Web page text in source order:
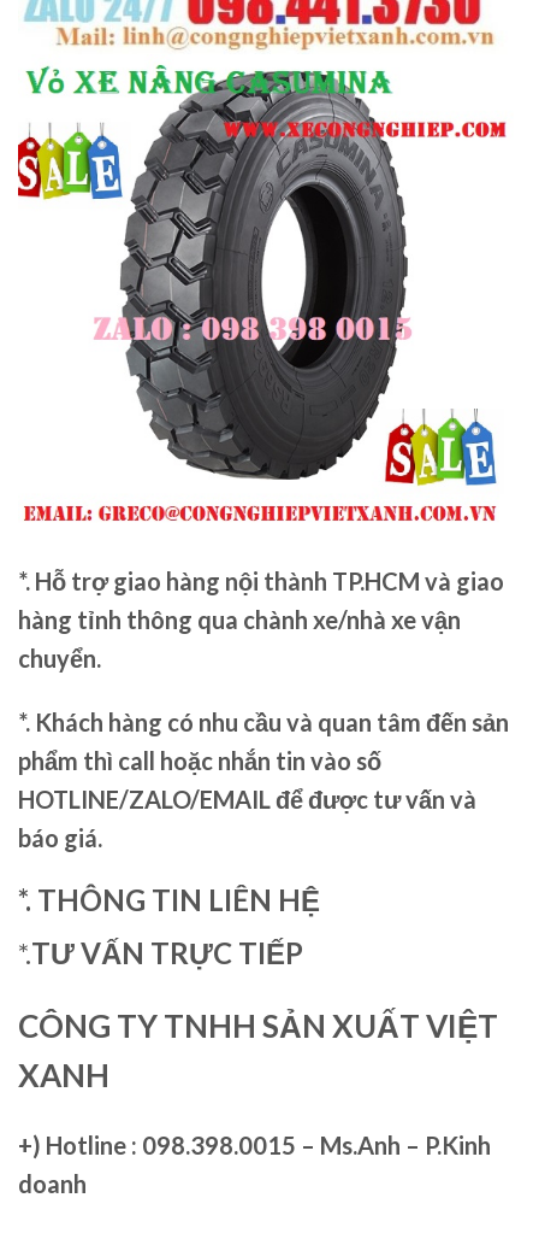
*. Hỗ trợ giao hàng nội thành TP.HCM và giao
hàng tỉnh thông qua chành xe/nhà xe vận
chuyển.
*. Khách hàng có nhu cầu và quan tâm đến sản
phẩm thì call hoặc nhắn tin vào số
HOTLINE/ZALO/EMAIL để được tư vấn và
báo giá.
*. THÔNG TIN LIÊN HỆ
*.TƯ VẤN TRỰC TIẾP
CÔNG TY TNHH SẢN XUẤT VIỆT
XANH
+) Hotline : 098.398.0015 – Ms.Anh – P.Kinh
doanh